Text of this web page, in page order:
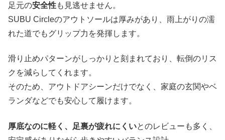
足元の安全性も見逃せません。
SUBU Circleのアウトソールは厚みがあり、雨上がりの濡
れた道でもグリップ力を発揮します。
滑り止めパターンがしっかりと刻まれており、転倒のリス
クを減らしてくれます。
そのため、アウトドアシーンだけでなく、家庭の玄関やベ
ランダなどでも安心して履けます。
厚底なのに軽く、足裏が疲れにくいとのレビューも多く、